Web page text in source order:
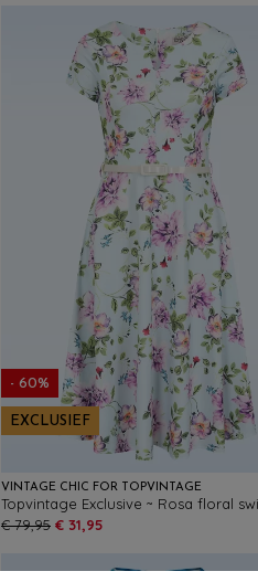
- 60%
EXCLUSIEF
VINTAGE CHIC FOR TOPVINTAGE
€ 79,95 € 31,95